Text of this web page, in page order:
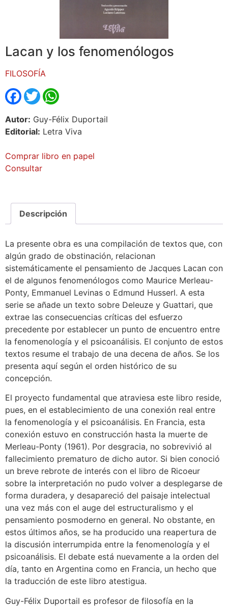
Lacan y los fenomenólogos
FILOSOFÍA
Facebook
Twitter
Autor: Guy-Félix Duportail
Editorial: Letra Viva
Comprar libro en papel
Consultar
Descripción
La presente obra es una compilación de textos que, con
algún grado de obstinación, relacionan
sistemáticamente el pensamiento de Jacques Lacan con
el de algunos fenomenólogos como Maurice Merleau-
Ponty, Emmanuel Levinas o Edmund Husserl. A esta
serie se añade un texto sobre Deleuze y Guattari, que
extrae las consecuencias críticas del esfuerzo
precedente por establecer un punto de encuentro entre
la fenomenología y el psicoanálisis. El conjunto de estos
textos resume el trabajo de una decena de años. Se los
presenta aquí según el orden histórico de su
concepción.
El proyecto fundamental que atraviesa este libro reside,
pues, en el establecimiento de una conexión real entre
la fenomenología y el psicoanálisis. En Francia, esta
conexión estuvo en construcción hasta la muerte de
Merleau-Ponty (1961). Por desgracia, no sobrevivió al
fallecimiento prematuro de dicho autor. Si bien conoció
un breve rebrote de interés con el libro de Ricoeur
sobre la interpretación no pudo volver a desplegarse de
forma duradera, y desapareció del paisaje intelectual
una vez más con el auge del estructuralismo y el
pensamiento posmoderno en general. No obstante, en
estos últimos años, se ha producido una reapertura de
la discusión interrumpida entre la fenomenología y el
psicoanálisis. El debate está nuevamente a la orden del
día, tanto en Argentina como en Francia, un hecho que
la traducción de este libro atestigua.
Guy-Félix Duportail es profesor de filosofía en la